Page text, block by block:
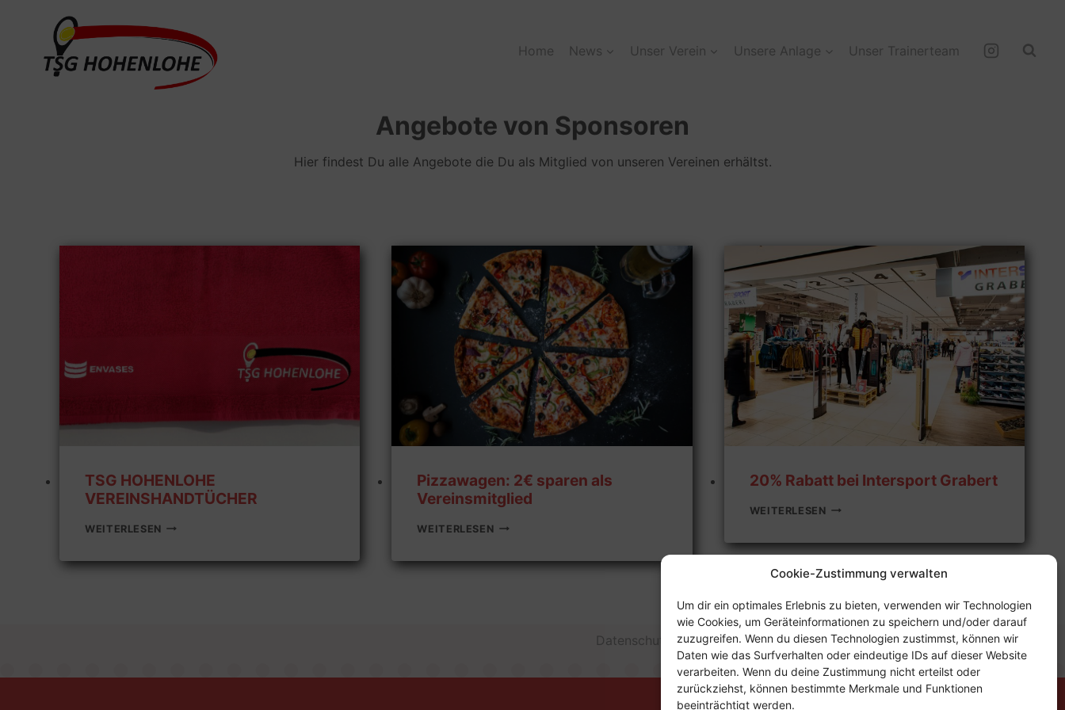
Cookie-Zustimmung verwalten
Um dir ein optimales Erlebnis zu bieten, verwenden wir Technologien
wie Cookies, um Geräteinformationen zu speichern und/oder darauf
zuzugreifen. Wenn du diesen Technologien zustimmst, können wir
Daten wie das Surfverhalten oder eindeutige IDs auf dieser Website
verarbeiten. Wenn du deine Zustimmung nicht erteilst oder
zurückziehst, können bestimmte Merkmale und Funktionen
beeinträchtigt werden.
Home
News Unser Verein Unsere Anlage Unser Trainerteam
Angebote von Sponsoren
Hier findest Du alle Angebote die Du als Mitglied von unseren Vereinen erhältst.
TSG HOHENLOHE
VEREINSHANDTÜCHER
WEITERLESEN TSG
Pizzawagen: 2€ sparen als
Vereinsmitglied
WEITERLESENPIZZAWAGEN:
ALS
20% Rabatt bei Intersport Grabert
WEITERLESEN20%
INTERSPORT
GRABERT
Datenschutzerklärung Impressum Kontakt Cookie-Richtlinie (EU)